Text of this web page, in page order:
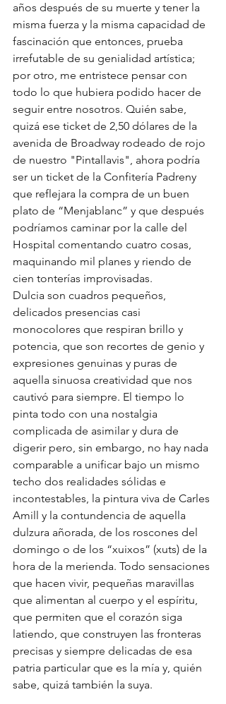
Blog de la Confitería Padreny Reus,
pastelería artesanal en Reus, menjablanc de
Reus, catering en Reus, caja de bombones
años después de su muerte y tener la
misma fuerza y la misma capacidad de
fascinación que entonces, prueba
irrefutable de su genialidad artística;
por otro, me entristece pensar con
todo lo que hubiera podido hacer de
seguir entre nosotros. Quién sabe,
quizá ese ticket de 2,50 dólares de la
avenida de Broadway rodeado de rojo
de nuestro "Pintallavis", ahora podría
ser un ticket de la Confitería Padreny
que reflejara la compra de un buen
plato de “Menjablanc” y que después
podríamos caminar por la calle del
Hospital comentando cuatro cosas,
maquinando mil planes y riendo de
cien tonterías improvisadas.
Dulcia son cuadros pequeños,
delicados presencias casi
monocolores que respiran brillo y
potencia, que son recortes de genio y
expresiones genuinas y puras de
aquella sinuosa creatividad que nos
cautivó para siempre. El tiempo lo
pinta todo con una nostalgia
complicada de asimilar y dura de
digerir pero, sin embargo, no hay nada
comparable a unificar bajo un mismo
techo dos realidades sólidas e
incontestables, la pintura viva de Carles
Amill y la contundencia de aquella
dulzura añorada, de los roscones del
domingo o de los “xuixos” (xuts) de la
hora de la merienda. Todo sensaciones
que hacen vivir, pequeñas maravillas
que alimentan al cuerpo y el espíritu,
que permiten que el corazón siga
latiendo, que construyen las fronteras
precisas y siempre delicadas de esa
patria particular que es la mía y, quién
sabe, quizá también la suya.